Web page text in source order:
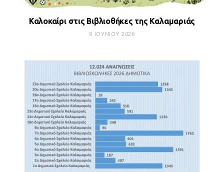
Καλοκαίρι στις Βιβλιοθήκες της Καλαμαριάς
9 ΙΟΥΝΊΟΥ 2026